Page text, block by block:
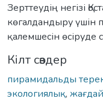
Зерттеудің негізі
көгалдандыру үшін
қалемшесін
Кілт сөздер
пирамидальды
экологиялық, жағдай